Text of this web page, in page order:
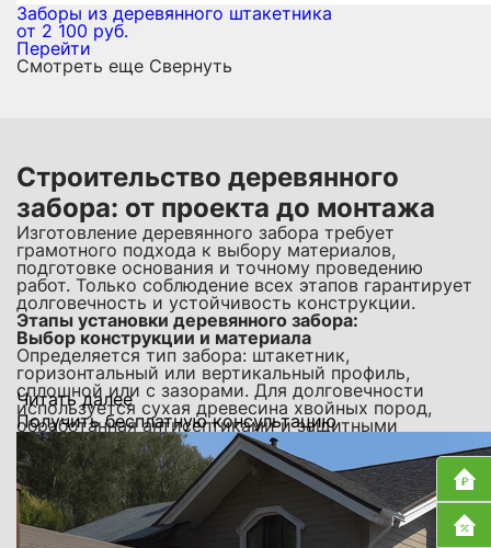
Заборы из деревянного штакетника
от 2 100 руб.
Перейти
Смотреть еще Свернуть
Строительство деревянного
забора: от проекта до монтажа
Изготовление деревянного забора требует
грамотного подхода к выбору материалов,
подготовке основания и точному проведению
работ. Только соблюдение всех этапов гарантирует
долговечность и устойчивость конструкции.
Этапы установки деревянного забора:
Выбор конструкции и материала
Определяется тип забора: штакетник,
горизонтальный или вертикальный профиль,
сплошной или с зазорами. Для долговечности
используется сухая древесина хвойных пород,
обработанная антисептиками и защитными
составами.
Подготовка участка
Выполняется ориентировочная разметка и
расчистка линии установки. При необходимости
удаляется старый забор, выравнивается грунт.
Установка опор
Читать далее
Получить бесплатную консультацию